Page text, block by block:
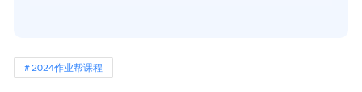
2024作业帮课程